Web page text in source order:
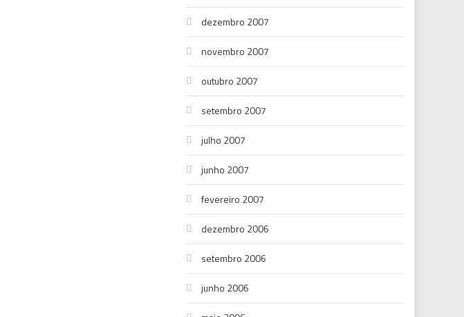
dezembro 2007
novembro 2007
outubro 2007
setembro 2007
julho 2007
junho 2007
fevereiro 2007
dezembro 2006
setembro 2006
junho 2006